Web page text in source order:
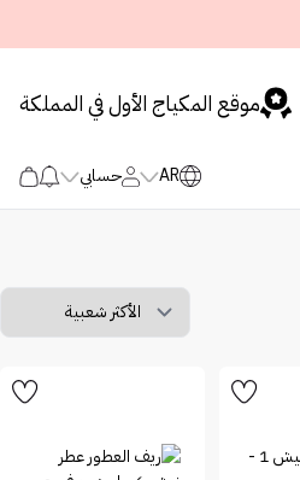
موقع المكياج الأول في المملكة
AR حسابي